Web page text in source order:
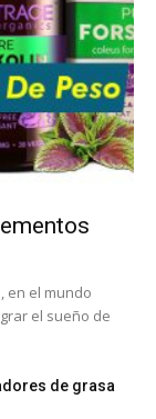
en el mundo
el sueño de
de grasa